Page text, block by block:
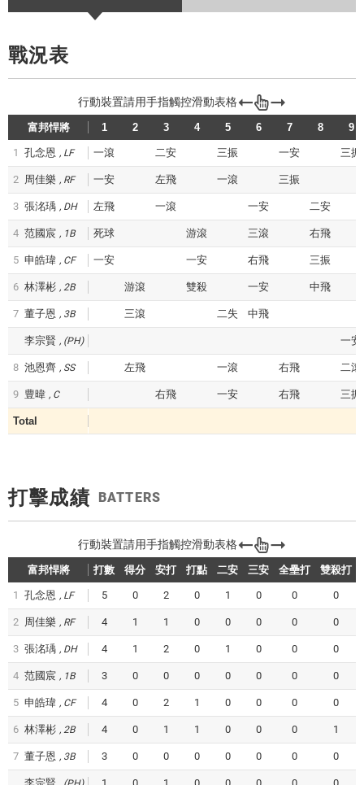
戰況表
富邦悍將 1 2 3 4 5 6 7 8 9
1 孔念恩 LF 一滾 二安 三振 一安 三振
2 周佳樂 RF 一安 左飛 一滾 三振
3 張洺瑀 DH 左飛 一滾 一安 二安
4 范國宸 1B 死球 游滾 三滾 右飛
5 申皓瑋 CF 一安 一安 右飛 三振
6 林澤彬 2B 游滾 雙殺 一安 中飛
7 董子恩 3B 三滾 二失 中飛
李宗賢 (PH) 一安
8 池恩齊 SS 左飛 一滾 右飛 二滾
9 豊暐 C 右飛 一安 右飛 三振
Total
打擊成績 BATTERS
富邦悍將 打數 得分 安打 打點 二安 三安 全壘打 雙殺打
1 孔念恩 LF 5 0 2 0 1 0 0 0
2 周佳樂 RF 4 1 1 0 0 0 0 0
3 張洺瑀 DH 4 1 2 0 1 0 0 0
4 范國宸 1B 3 0 0 0 0 0 0 0
5 申皓瑋 CF 4 0 2 1 0 0 0 0
6 林澤彬 2B 4 0 1 1 0 0 0 1
7 董子恩 3B 3 0 0 0 0 0 0 0